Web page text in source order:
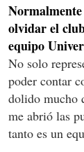
olvidar el
equipo
No solo
poder contar
dolido mucho
me abrió las
tanto es un